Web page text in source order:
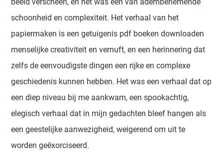
schoonheid en complexiteit. Het verhaal van het
papiermaken is een getuigenis pdf boeken downloaden
menselijke creativiteit en vernuft, en een herinnering dat
zelfs de eenvoudigste dingen een rijke en complexe
geschiedenis kunnen hebben. Het was een verhaal dat op
een diep niveau bij me aankwam, een spookachtig,
elegisch verhaal dat in mijn gedachten bleef hangen als
een geestelijke aanwezigheid, weigerend om uit te
worden geëxorciseerd.